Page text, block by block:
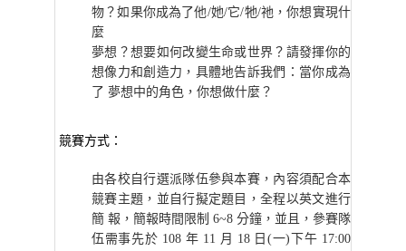
物？如果你成為了他/她/它/牠/祂，你想實現什
麼
夢想？想要如何改變生命或世界？請發揮你的
想像力和創造力，具體地告訴我們：當你成為
了 夢想中的角色，你想做什麼？
競賽方式：
由各校自行選派隊伍參與本賽，內容須配合本
競賽主題，並自行擬定題目，全程以英文進行
簡 報，簡報時間限制 6~8 分鐘，並且，參賽隊
伍需事先於 108 年 11 月 18 日(一)下午 17:00